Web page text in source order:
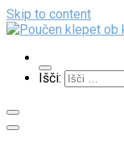
Skip to content
Poučen
Veliko zanimivih
Išči: